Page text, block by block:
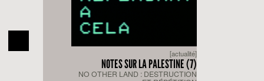
[actualité]
NOTES SUR LA PALESTINE (7)
NO OTHER LAND : DESTRUCTION